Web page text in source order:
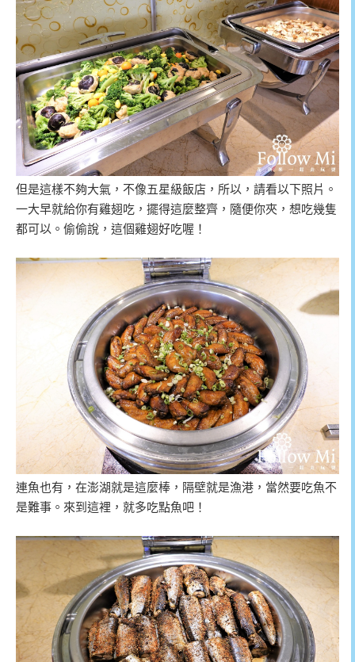
但是這樣不夠大氣，不像五星級飯店，所以，請看以下照片。
一大早就給你有雞翅吃，擺得這麼整齊，隨便你夾，想吃幾隻
都可以。偷偷說，這個雞翅好吃喔！
連魚也有，在澎湖就是這麼棒，隔壁就是漁港，當然要吃魚不
是難事。來到這裡，就多吃點魚吧！